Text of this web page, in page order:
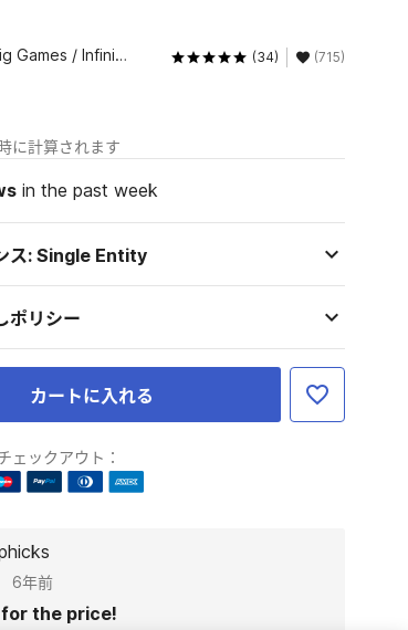
Magic Pig Games / Infinity PBR (34) (715)
に計算されます
in the past week
ス: Single Entity
ポリシー
カートに入れる
ェックアウト：
6年前
the price!